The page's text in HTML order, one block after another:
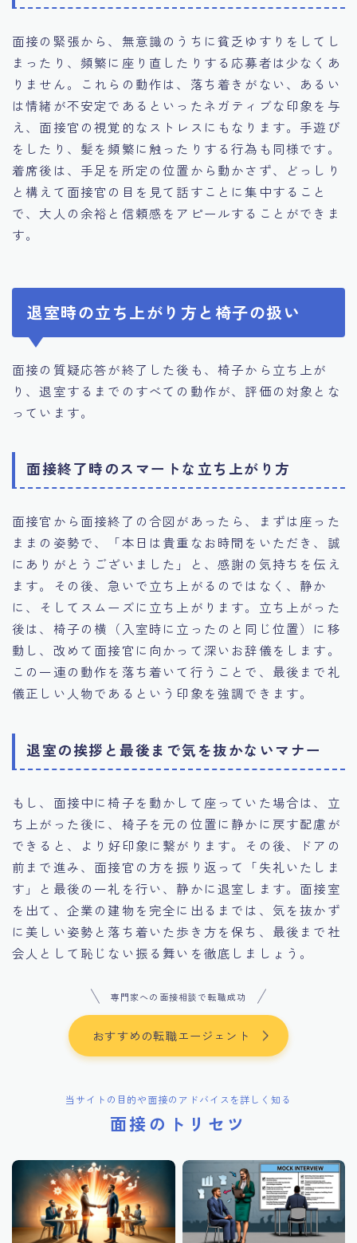
面接の緊張から、無意識のうちに貧乏ゆすりをしてし
まったり、頻繁に座り直したりする応募者は少なくあ
りません。これらの動作は、落ち着きがない、あるい
は情緒が不安定であるといったネガティブな印象を与
え、面接官の視覚的なストレスにもなります。手遊び
をしたり、髪を頻繁に触ったりする行為も同様です。
着席後は、手足を所定の位置から動かさず、どっしり
と構えて面接官の目を見て話すことに集中すること
で、大人の余裕と信頼感をアピールすることができま
す。
退室時の立ち上がり方と椅子の扱い
面接の質疑応答が終了した後も、椅子から立ち上が
り、退室するまでのすべての動作が、評価の対象とな
っています。
面接終了時のスマートな立ち上がり方
面接官から面接終了の合図があったら、まずは座った
ままの姿勢で、「本日は貴重なお時間をいただき、誠
にありがとうございました」と、感謝の気持ちを伝え
ます。その後、急いで立ち上がるのではなく、静か
に、そしてスムーズに立ち上がります。立ち上がった
後は、椅子の横（入室時に立ったのと同じ位置）に移
動し、改めて面接官に向かって深いお辞儀をします。
この一連の動作を落ち着いて行うことで、最後まで礼
儀正しい人物であるという印象を強調できます。
退室の挨拶と最後まで気を抜かないマナー
もし、面接中に椅子を動かして座っていた場合は、立
ち上がった後に、椅子を元の位置に静かに戻す配慮が
できると、より好印象に繋がります。その後、ドアの
前まで進み、面接官の方を振り返って「失礼いたしま
す」と最後の一礼を行い、静かに退室します。面接室
を出て、企業の建物を完全に出るまでは、気を抜かず
に美しい姿勢と落ち着いた歩き方を保ち、最後まで社
会人として恥じない振る舞いを徹底しましょう。
専門家への面接相談で転職成功
おすすめの転職エージェント
当サイトの目的や面接のアドバイスを詳しく知る
面接のトリセツ